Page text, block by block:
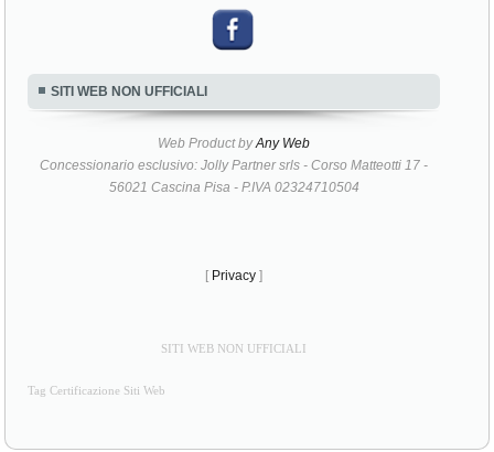
SITI WEB NON UFFICIALI
Web Product byAny Web
Concessionario esclusivo: Jolly Partner srls - Corso Matteotti 17 -
56021 Cascina Pisa - P.IVA 02324710504
[ Privacy ]
SITI WEB NON UFFICIALI
Tag Certificazione Siti Web